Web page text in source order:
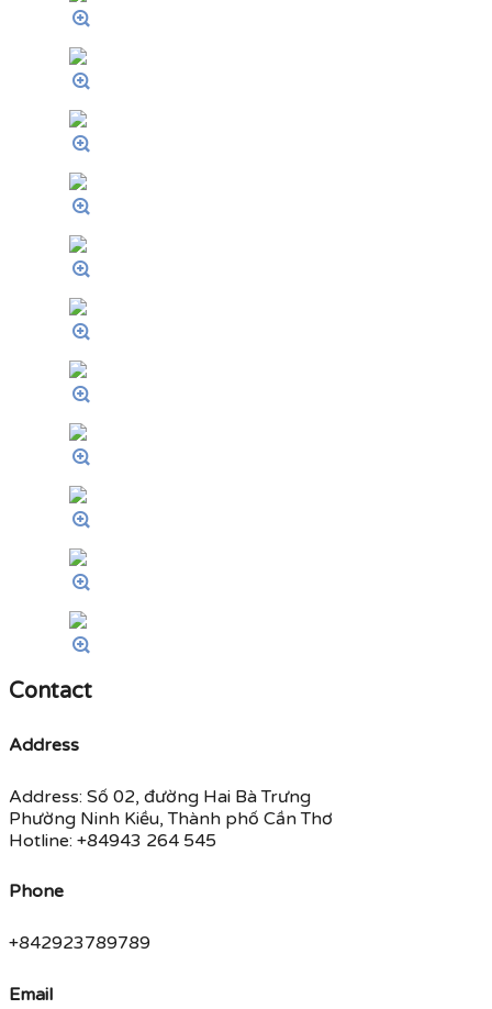
Contact
Address
Address: Số 02, đường Hai Bà Trưng
Phường Ninh Kiều, Thành phố Cần Thơ
Hotline: +84943 264 545
Phone
+842923789789
Email